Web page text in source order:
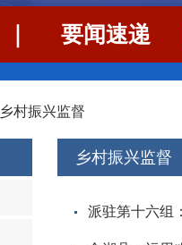
要闻速递
乡村振兴监督
乡村振兴监督
派驻第十六组